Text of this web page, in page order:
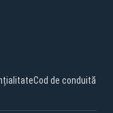
Cod de conduită